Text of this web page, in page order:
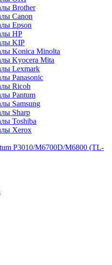
Brother
Canon
Epson
HP
KIP
Konica Minolta
Kyocera Mita
Lexmark
Panasonic
Ricoh
Pantum
Samsung
Sharp
Toshiba
Xerox
P3010/M6700D/M6800 (TL-